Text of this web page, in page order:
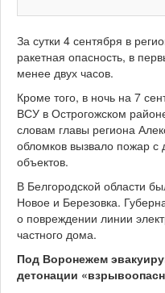
За сутки 4 сентября в
ракетная опасность, в
менее двух часов.
Кроме того, в ночь на 7
ВСУ в Острогожском
словам главы региона
обломков вызвало пожар с
объектов.
В Белгородской области
Новое и Березовка.
о повреждении линии
частного дома.
Под Воронежем
детонации